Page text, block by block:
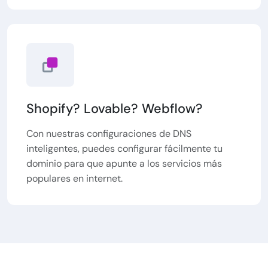
Shopify? Lovable? Webflow?
Con nuestras configuraciones de DNS
inteligentes, puedes configurar fácilmente tu
dominio para que apunte a los servicios más
populares en internet.